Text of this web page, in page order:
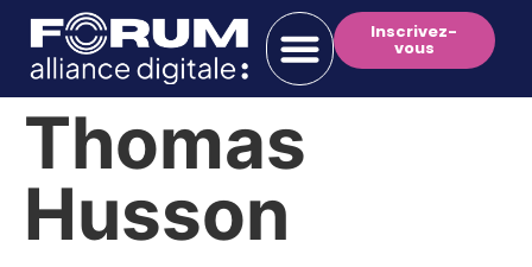
Inscrivez-
vous
Thomas
Husson